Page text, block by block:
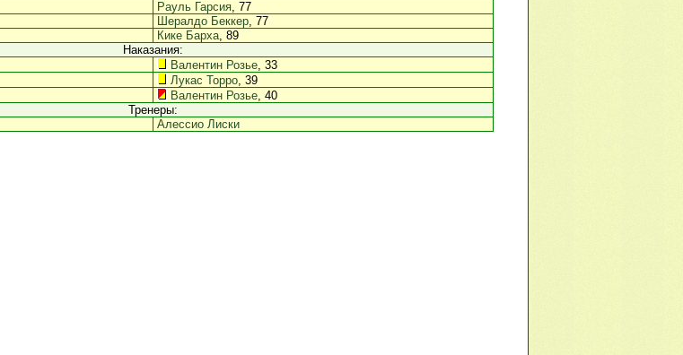
Рауль Гарсия, 77
Шералдо Беккер, 77
Кике Барха, 89
Наказания:
Валентин Розье, 33
Лукас Торро, 39
Валентин Розье, 40
Тренеры:
Алессио Лиски